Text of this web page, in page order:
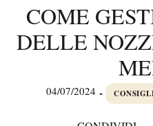
COME
DELLE
04/07/2024 -